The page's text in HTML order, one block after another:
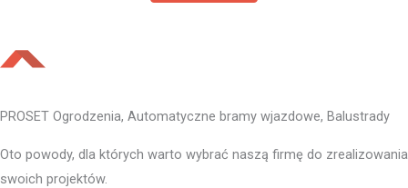
PROSET Ogrodzenia, Automatyczne bramy wjazdowe, Balustrady
Oto powody, dla których warto wybrać naszą firmę do zrealizowania
swoich projektów.